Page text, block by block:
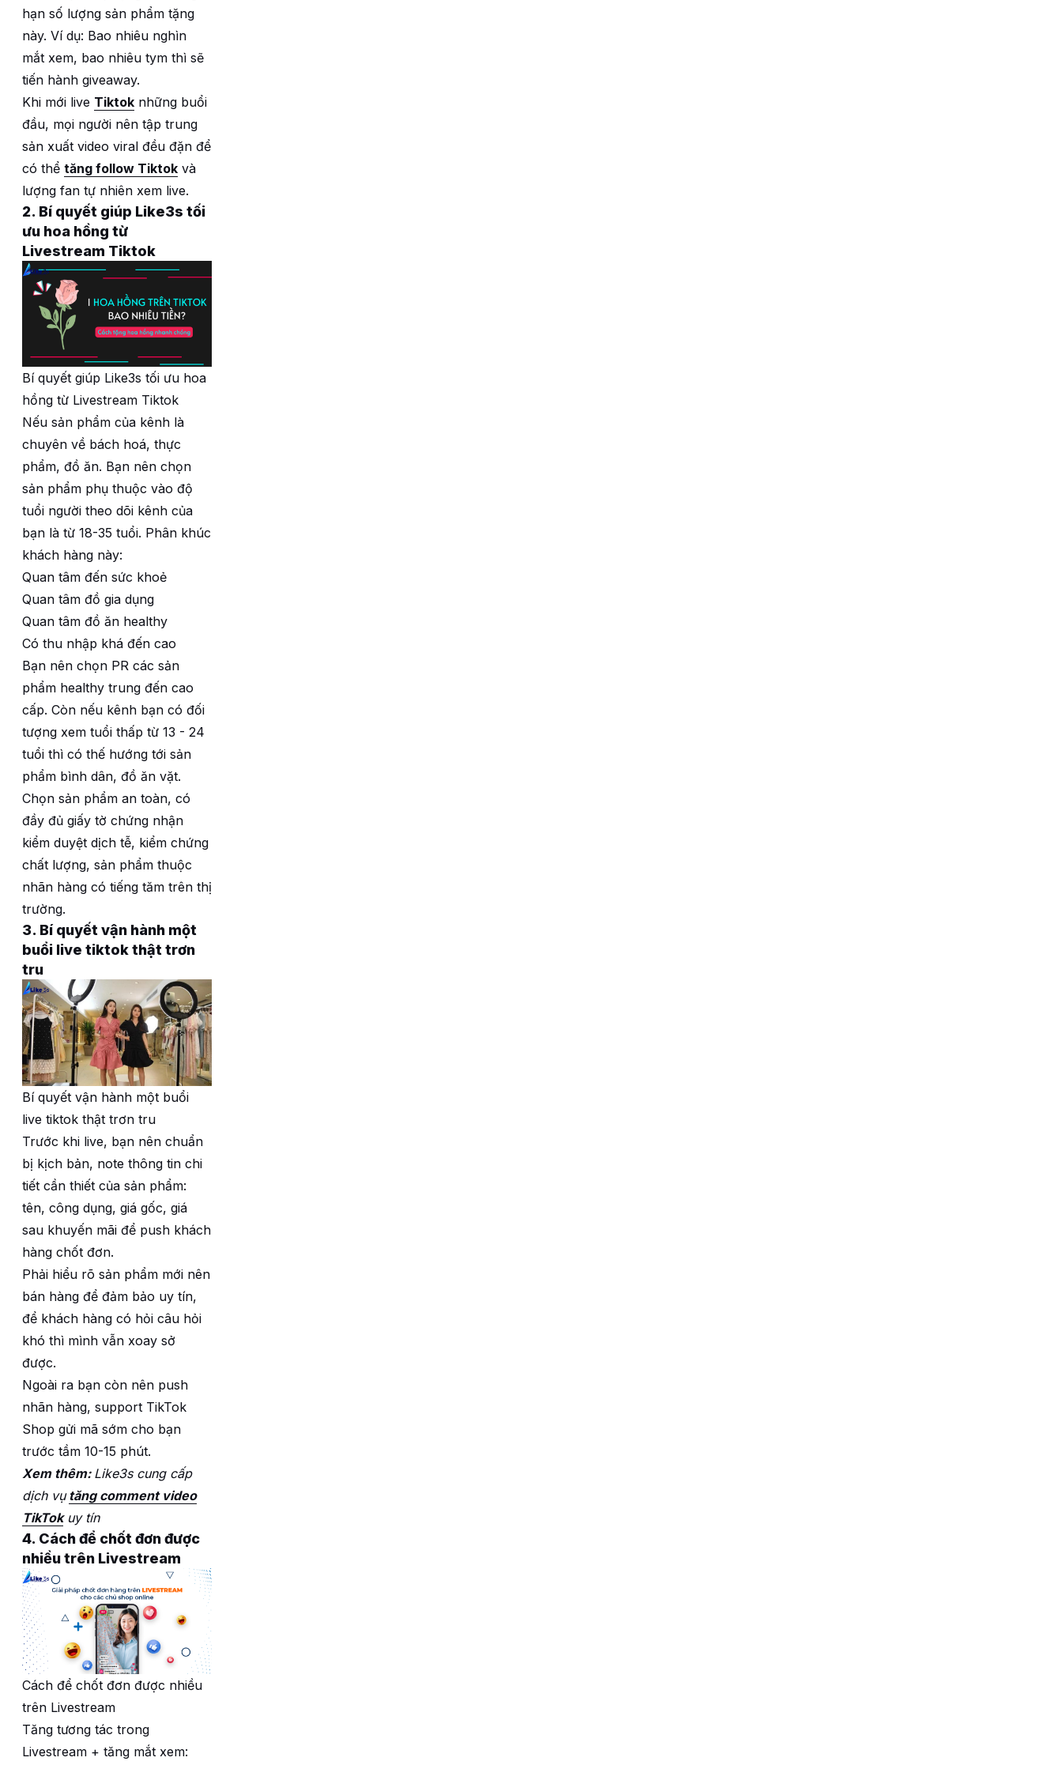
hạn số lượng sản phẩm tặng
này. Ví dụ: Bao nhiêu nghìn
mắt xem, bao nhiêu tym thì sẽ
tiến hành giveaway.
Khi mới live Tiktok những buổi
đầu, mọi người nên tập trung
sản xuất video viral đều đặn để
có thể tăng follow Tiktok và
lượng fan tự nhiên xem live.
2. Bí quyết giúp Like3s tối
ưu hoa hồng từ
Livestream Tiktok
Bí quyết giúp Like3s tối ưu hoa
hồng từ Livestream Tiktok
Nếu sản phẩm của kênh là
chuyên về bách hoá, thực
phẩm, đồ ăn. Bạn nên chọn
sản phẩm phụ thuộc vào độ
tuổi người theo dõi kênh của
bạn là từ 18-35 tuổi. Phân khúc
khách hàng này:
Quan tâm đến sức khoẻ
Quan tâm đồ gia dụng
Quan tâm đồ ăn healthy
Có thu nhập khá đến cao
Bạn nên chọn PR các sản
phẩm healthy trung đến cao
cấp. Còn nếu kênh bạn có đối
tượng xem tuổi thấp từ 13 - 24
tuổi thì có thế hướng tới sản
phẩm bình dân, đồ ăn vặt.
Chọn sản phẩm an toàn, có
đầy đủ giấy tờ chứng nhận
kiểm duyệt dịch tễ, kiểm chứng
chất lượng, sản phẩm thuộc
nhãn hàng có tiếng tăm trên thị
trường.
3. Bí quyết vận hành một
buổi live tiktok thật trơn
tru
Bí quyết vận hành một buổi
live tiktok thật trơn tru
Trước khi live, bạn nên chuẩn
bị kịch bản, note thông tin chi
tiết cần thiết của sản phẩm:
tên, công dụng, giá gốc, giá
sau khuyến mãi để push khách
hàng chốt đơn.
Phải hiểu rõ sản phẩm mới nên
bán hàng để đảm bảo uy tín,
để khách hàng có hỏi câu hỏi
khó thì mình vẫn xoay sở
được.
Ngoài ra bạn còn nên push
nhãn hàng, support TikTok
Shop gửi mã sớm cho bạn
trước tầm 10-15 phút.
Xem thêm: Like3s cung cấp
dịch vụ tăng comment video
TikTokuy tín
4. Cách để chốt đơn được
nhiều trên Livestream
Cách để chốt đơn được nhiều
trên Livestream
Tăng tương tác trong
Livestream + tăng mắt xem: